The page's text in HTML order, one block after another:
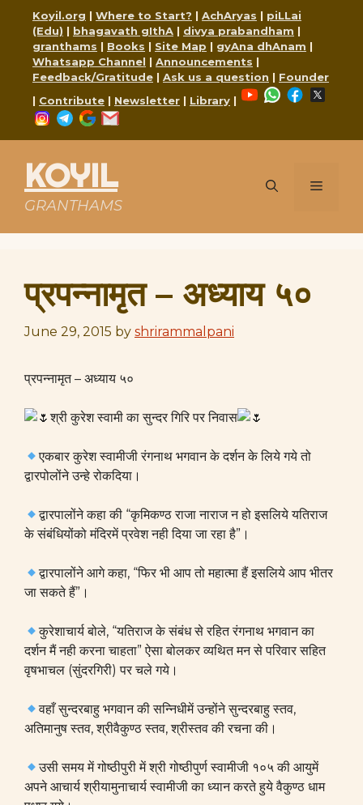
content
Koyil.org | Where to Start? | AchAryas | piLLai
(Edu) | bhagavath gIthA | divya prabandham |
granthams | Books | Site Map | gyAna dhAnam |
Whatsapp Channel | Announcements |
Feedback/Gratitude | Ask us a question | Founder
| Contribute | Newsletter | Library |
YouTubeWhatsApp
Facebook
Instagram
Telegram
Google
KOYIL
GRANTHAMS
Menu
प्रपन्नामृत – अध्याय ५०
June 29, 2015 by shrirammalpani
प्रपन्नामृत – अध्याय ५०
श्री कुरेश स्वामी का सुन्दर गिरि पर निवास
एकबार कुरेश स्वामीजी रंगनाथ भगवान के दर्शन के लिये गये तो
द्वारपोलोंने उन्हे रोकदिया।
द्वारपालोंने कहा की “कृमिकण्ठ राजा नाराज न हो इसलिये यतिराज
के संबंधियोंको मंदिरमें प्रवेश नही दिया जा रहा है”।
द्वारपालोंने आगे कहा, “फिर भी आप तो महात्मा हैं इसलिये आप भीतर
जा सकते हैं”।
कुरेशाचार्य बोले, “यतिराज के संबंध से रहित रंगनाथ भगवान का
दर्शन मैं नही करना चाहता” ऐसा बोलकर व्यथित मन से परिवार सहित
वृषभाचल (सुंदरगिरी) पर चले गये।
वहाँ सुन्दरबाहु भगवान की सन्निधीमें उन्होंने सुन्दरबाहु स्तव,
अतिमानुष स्तव, श्रीवैकुण्ठ स्तव, श्रीस्तव की रचना की।
उसी समय में गोष्ठीपुरी में श्री गोष्ठीपुर्ण स्वामीजी १०५ की आयुमें
अपने आचार्य श्रीयामुनाचार्य स्वामीजी का ध्यान करते हुये वैकुण्ठ धाम